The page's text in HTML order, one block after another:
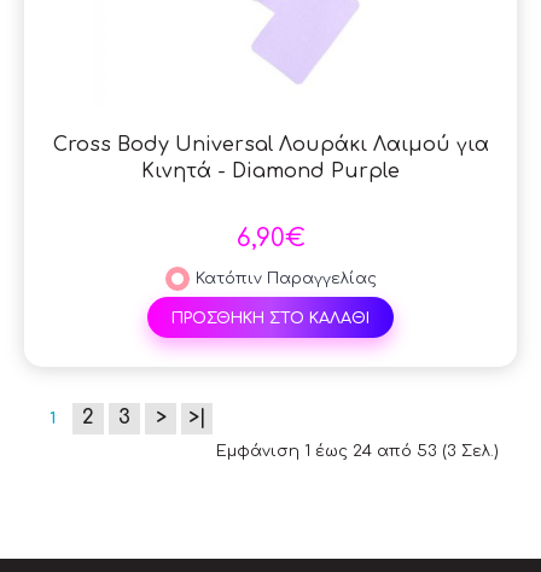
Cross Body Universal Λουράκι Λαιμού για
Κινητά - Diamond Purple
6,90€
Κατόπιν Παραγγελίας
ΠΡΟΣΘΗΚΗ ΣΤΟ ΚΑΛΑΘΙ
1 2 3 > >|
Εμφάνιση 1 έως 24 από 53 (3 Σελ.)